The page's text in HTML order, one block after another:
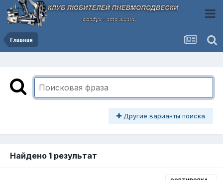
Главная
Другие варианты поиска
Найдено 1 результат